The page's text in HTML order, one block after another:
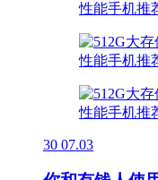
30 07.03